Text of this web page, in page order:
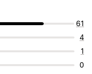
61
4
1
0